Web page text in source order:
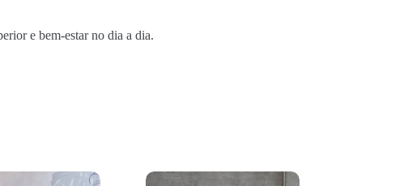
e bem-estar no dia a dia.